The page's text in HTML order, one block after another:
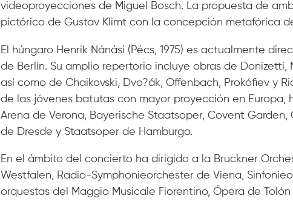
videoproyecciones de Miguel Bosch. La propuesta de
pictórico de Gustav Klimt con la concepción metafórica de
El húngaro Henrik Nánási (Pécs, 1975) es actualmente
de Berlín. Su amplio repertorio incluye obras de Donizetti,
así como de Chaikovski, Dvo?ák, Offenbach, Prokófiev y
de las jóvenes batutas con mayor proyección en Europa,
Arena de Verona, Bayerische Staatsoper, Covent
de Dresde y Staatsoper de Hamburgo.
En el ámbito del concierto ha dirigido a la Bruckner
Westfalen, Radio-Symphonieorchester de Viena,
orquestas del Maggio Musicale Fiorentino, Ópera de